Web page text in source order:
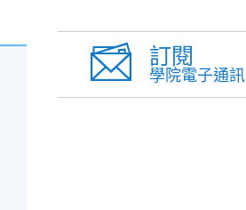
訂閱
學院電子通訊